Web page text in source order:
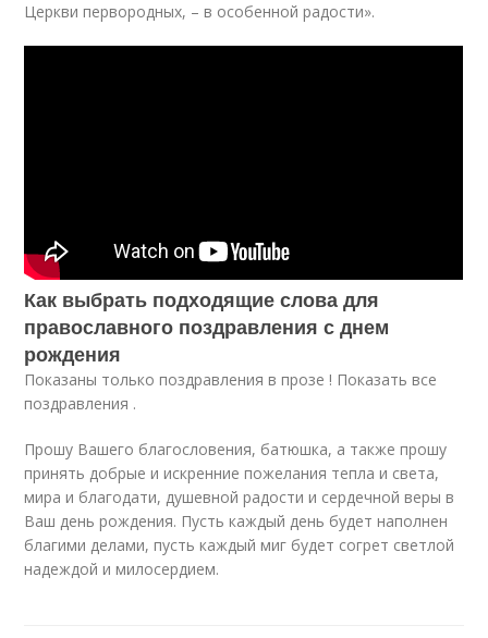
Церкви первородных, – в особенной радости».
Как выбрать подходящие слова для
православного поздравления с днем
рождения
Показаны только поздравления в прозе ! Показать все
поздравления .
Прошу Вашего благословения, батюшка, а также прошу
принять добрые и искренние пожелания тепла и света,
мира и благодати, душевной радости и сердечной веры в
Ваш день рождения. Пусть каждый день будет наполнен
благими делами, пусть каждый миг будет согрет светлой
надеждой и милосердием.